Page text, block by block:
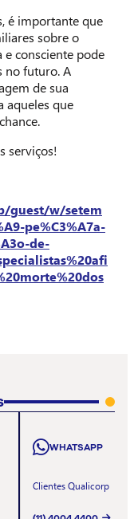
é importante que
sobre o
e consciente pode
no futuro. A
de sua
aqueles que
serviços!
guest/w/setem
pe%C3%A7a-
de-
WHATSAPP
Clientes Qualicorp